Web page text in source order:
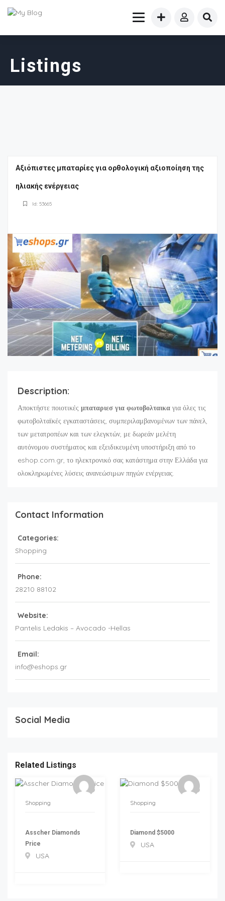
Listings
Αξιόπιστες μπαταρίες για ορθολογική αξιοποίηση της
ηλιακής ενέργειας
Id: 53665
Description:
Αποκτήστε ποιοτικές μπαταριεσ για φωτοβολταικα για όλες τις
φωτοβολταϊκές εγκαταστάσεις, συμπεριλαμβανομένων των πάνελ,
των μετατροπέων και των ελεγκτών, με δωρεάν μελέτη
αυτόνομου συστήματος και εξειδικευμένη υποστήριξη από το
eshop.com.gr, το ηλεκτρονικό σας κατάστημα στην Ελλάδα για
ολοκληρωμένες λύσεις ανανεώσιμων πηγών ενέργειας.
Contact Information
Categories:
Shopping
Phone:
28210 88102
Website:
Pantelis Ledakis – Avocado -Hellas
Email:
info@eshops.gr
Social Media
Related Listings
Shopping
Asscher Diamonds
Price
USA
Shopping
Diamond $5000
USA